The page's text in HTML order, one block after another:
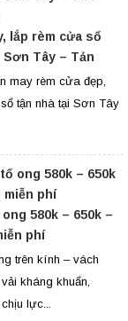
lắp rèm cửa sổ
Tây – Tản
may rèm cửa đẹp,
tận nhà tại Sơn Tây
580k – 650k –
phí
trên kính – vách
kháng khuẩn,
lực...